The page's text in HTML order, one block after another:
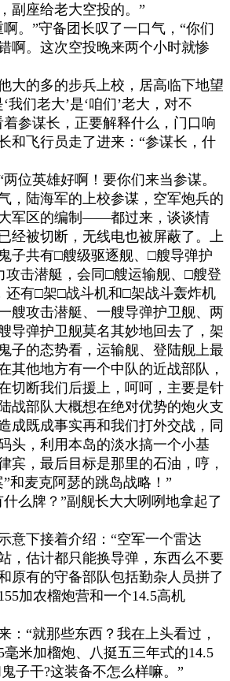
副座给老大空投的。 ”
。 ”守备团长叹了一口气， “你们
啊。这次空投晚来两个小时就惨
大的多的步兵上校，居高临下地望
‘我们老大’是‘咱们’老大，对不
着参谋长，正要解释什么，门口响
和飞行员走了进来： “参谋长，什
两位英雄好啊！要你们来当参谋。
，陆海军的上校参谋，空军炮兵的
军区的编制——都过来，谈谈情
经被切断，无线电也被屏蔽了。上
子共有□艘级驱逐舰、 □艘导弹护
攻击潜艇，会同□艘运输舰、 □艘登
还有□架□战斗机和□架战斗轰炸机
艘攻击潜艇、一艘导弹护卫舰、两
导弹护卫舰莫名其妙地回去了，架
子的态势看，运输舰、登陆舰上最
其他地方有一个中队的近战部队，
切断我们后援上，呵呵，主要是针
战部队大概想在绝对优势的炮火支
成既成事实再和我们打外交战，同
头，利用本岛的淡水搞一个小基
宾，最后目标是那里的石油，哼，
”和麦克阿瑟的跳岛战略！ ”
么牌？ ”副舰长大大咧咧地拿起了
意下接着介绍： “空军一个雷达
，估计都只能换导弹，东西么不要
原有的守备部队包括勤杂人员拼了
加农榴炮营和一个14.5高机
： “就那些东西？我在上头看过，
毫米加榴炮、八挺五三年式的14.5
子干?这装备不怎么样嘛。 ”